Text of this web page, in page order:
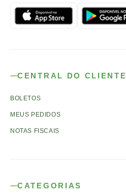
CENTRAL DO CLIENTE
BOLETOS
MEUS PEDIDOS
NOTAS FISCAIS
CATEGORIAS